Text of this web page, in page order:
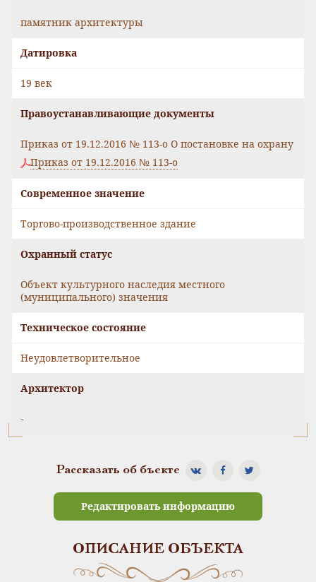
памятник архитектуры
Датировка
19 век
Правоустанавливающие документы
Приказ от 19.12.2016 № 113-о О постановке на охрану
Приказ от 19.12.2016 № 113-о
Современное значение
Торгово-производственное здание
Охранный статус
Объект культурного наследия местного
(муниципального) значения
Техническое состояние
Неудовлетворительное
Архитектор
-
Рассказать об бъекте
Редактировать информацию
ОПИСАНИЕ ОБЪЕКТА